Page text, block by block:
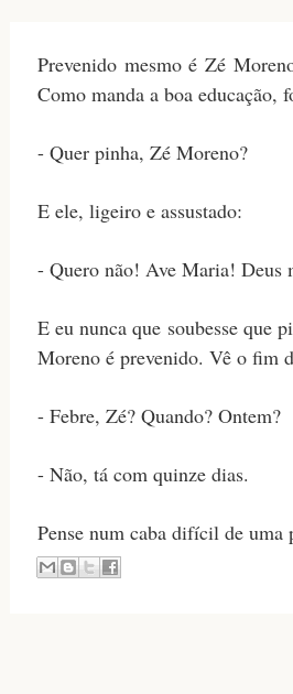
Prevenido mesmo é Zé
Como manda a boa educação,
- Quer pinha, Zé Moreno?
E ele, ligeiro e assustado:
- Quero não! Ave Maria! Deus
E eu nunca que soubesse que
Moreno é prevenido. Vê o fim
- Febre, Zé? Quando? Ontem?
- Não, tá com quinze dias.
Pense num caba difícil de uma